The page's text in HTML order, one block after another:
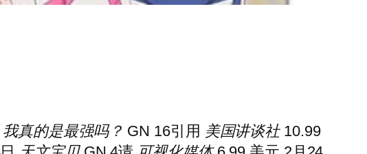
我真的是最强吗？ GN 16引用 美国讲谈社10.99